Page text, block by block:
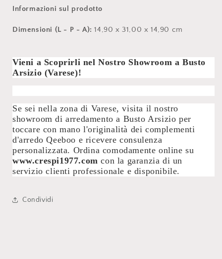
Informazioni sul prodotto
Dimensioni (L - P - A): 14,90 x 31,00 x 14,90 cm
Vieni a Scoprirli nel Nostro Showroom a Busto
Arsizio (Varese)!
Se sei nella zona di Varese, visita il nostro
showroom di arredamento a Busto Arsizio per
toccare con mano l'originalità dei complementi
d'arredo Qeeboo e ricevere consulenza
personalizzata. Ordina comodamente online su
www.crespi1977.com con la garanzia di un
servizio clienti professionale e disponibile.
Condividi